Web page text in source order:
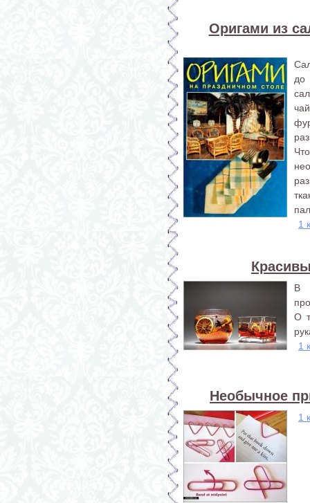
Оригами из
до
1
В
О
1
Необычное
1